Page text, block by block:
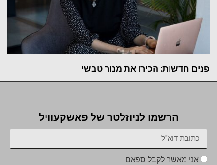
פנים חדשות: הכירו את מנור טבשי
הרשמו לניוזלטר של פאשקעוויל
אני מאשר לקבל ספאם